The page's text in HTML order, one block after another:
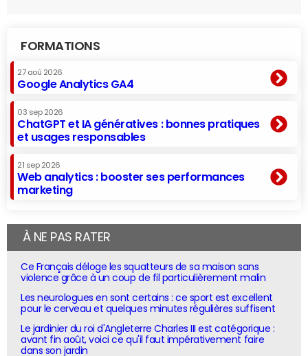
FORMATIONS
27 aoû 2026
Google Analytics GA4
03 sep 2026
ChatGPT et IA génératives : bonnes pratiques
et usages responsables
21 sep 2026
Web analytics : booster ses performances
marketing
À NE PAS RATER
Ce Français déloge les squatteurs de sa maison sans
violence grâce à un coup de fil particulièrement malin
Les neurologues en sont certains : ce sport est excellent
pour le cerveau et quelques minutes régulières suffisent
Le jardinier du roi d'Angleterre Charles III est catégorique :
avant fin août, voici ce qu'il faut impérativement faire
dans son jardin